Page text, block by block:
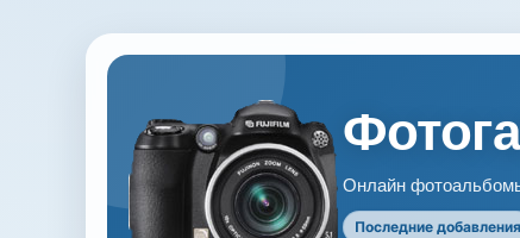
Онлайн
Последние добавления